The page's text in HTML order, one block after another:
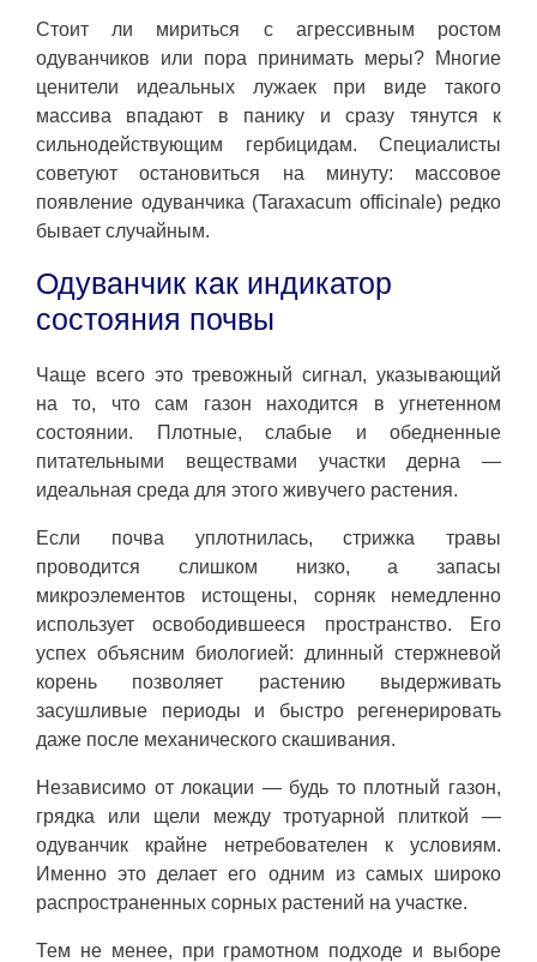
Стоит ли мириться с агрессивным ростом
одуванчиков или пора принимать меры? Многие
ценители идеальных лужаек при виде такого
массива впадают в панику и сразу тянутся к
сильнодействующим гербицидам. Специалисты
советуют остановиться на минуту: массовое
появление одуванчика (Taraxacum officinale) редко
бывает случайным.
Одуванчик как индикатор
состояния почвы
Чаще всего это тревожный сигнал, указывающий
на то, что сам газон находится в угнетенном
состоянии. Плотные, слабые и обедненные
питательными веществами участки дерна —
идеальная среда для этого живучего растения.
Если почва уплотнилась, стрижка травы
проводится слишком низко, а запасы
микроэлементов истощены, сорняк немедленно
использует освободившееся пространство. Его
успех объясним биологией: длинный стержневой
корень позволяет растению выдерживать
засушливые периоды и быстро регенерировать
даже после механического скашивания.
Независимо от локации — будь то плотный газон,
грядка или щели между тротуарной плиткой —
одуванчик крайне нетребователен к условиям.
Именно это делает его одним из самых широко
распространенных сорных растений на участке.
Тем не менее, при грамотном подходе и выборе